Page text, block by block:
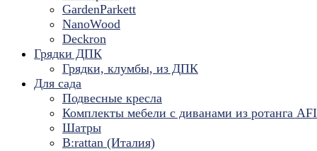
GardenParkett
NanoWood
Deckron
Грядки ДПК
Грядки, клумбы, из ДПК
Для сада
Подвесные кресла
Комплекты мебели с диванами из ротанга
Шатры
B:rattan (Италия)